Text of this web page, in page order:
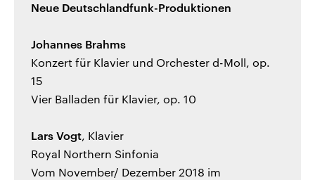
Neue Deutschlandfunk-Produktionen
Johannes Brahms
Konzert für Klavier und Orchester d-Moll, op.
15
Vier Balladen für Klavier, op. 10
Lars Vogt, Klavier
Royal Northern Sinfonia
Vom November/ Dezember 2018 im